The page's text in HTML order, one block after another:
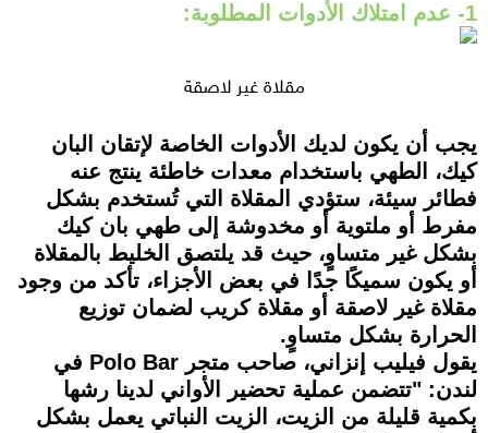
1- عدم امتلاك الأدوات المطلوبة:
مقلاة غير لاصقة
يجب أن يكون لديك الأدوات الخاصة لإتقان البان
كيك، الطهي باستخدام معدات خاطئة ينتج عنه
فطائر سيئة، ستؤدي المقلاة التي تُستخدم بشكل
مفرط أو ملتوية أو مخدوشة إلى طهي بان كيك
بشكل غير متساوٍ، حيث قد يلتصق الخليط بالمقلاة
أو يكون سميكًا جدًا في بعض الأجزاء، تأكد من وجود
مقلاة غير لاصقة أو مقلاة كريب لضمان توزيع
الحرارة بشكل متساوٍ.
يقول فيليب إنزاني، صاحب متجر Polo Bar في
لندن: "تتضمن عملية تحضير الأواني لدينا رشها
بكمية قليلة من الزيت، الزيت النباتي يعمل بشكل